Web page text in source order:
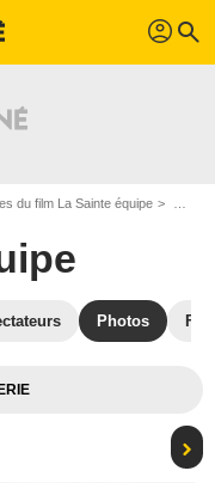
profil search
du film La Sainte équipe
Photos